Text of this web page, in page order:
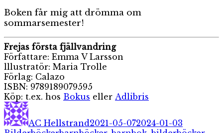
Boken får mig att drömma om
sommarsemester!
Frejas första fjällvandring
Författare: Emma V Larsson
lllustratör: Maria Trolle
Förlag: Calazo
ISBN: 9789189079595
Köp: t.ex. hos Bokus eller Adlibris
Författare
AC Hellstrand2021-05-072024-01-03